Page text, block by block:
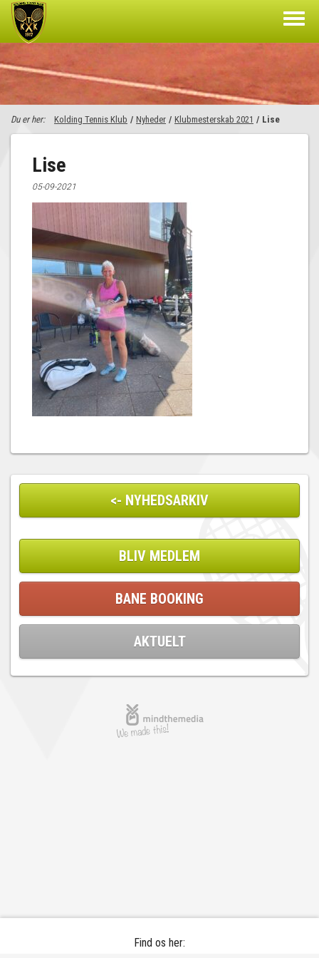
Du er her: Kolding Tennis Klub / Nyheder / Klubmesterskab 2021 / Lise
Lise
05-09-2021
<- NYHEDSARKIV
BLIV MEDLEM
BANE BOOKING
AKTUELT
Find os her: